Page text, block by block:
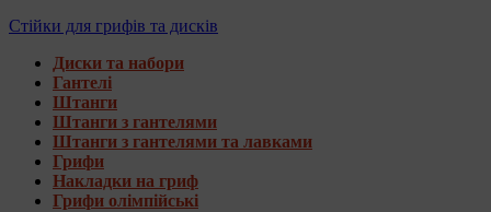
Стійки для грифів та дисків
Диски та набори
Гантелі
Штанги
Штанги з гантелями
Штанги з гантелями та лавками
Грифи
Накладки на гриф
Грифи олімпійські